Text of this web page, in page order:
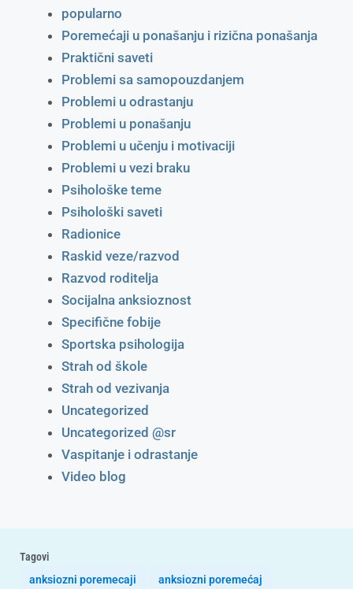
popularno
Poremećaji u ponašanju i rizična ponašanja
Praktični saveti
Problemi sa samopouzdanjem
Problemi u odrastanju
Problemi u ponašanju
Problemi u učenju i motivaciji
Problemi u vezi braku
Psihološke teme
Psihološki saveti
Radionice
Raskid veze/razvod
Razvod roditelja
Socijalna anksioznost
Specifične fobije
Sportska psihologija
Strah od škole
Strah od vezivanja
Uncategorized
Uncategorized @sr
Vaspitanje i odrastanje
Video blog
Tagovi
anksiozni poremecaji
anksiozni poremećaj